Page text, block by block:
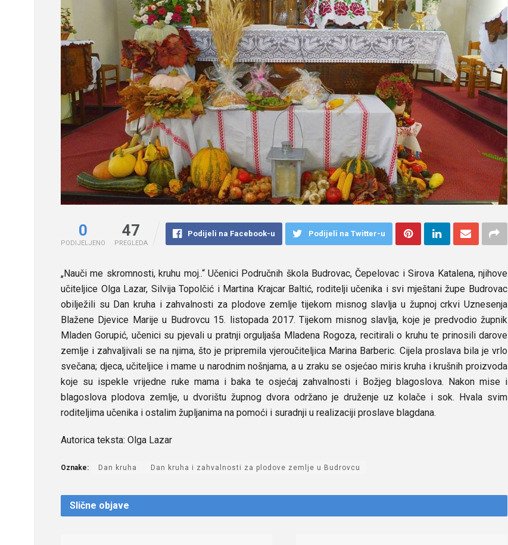
0
PODIJELJENO
47
PREGLEDA
Podijeli na Facebook-u Podijeli na Twitter-u
„Nauči me skromnosti, kruhu moj..“ Učenici Područnih škola Budrovac, Čepelovac i Sirova Katalena, njihove
učiteljice Olga Lazar, Silvija Topolčić i Martina Krajcar Baltić, roditelji učenika i svi mještani župe Budrovac
obilježili su Dan kruha i zahvalnosti za plodove zemlje tijekom misnog slavlja u župnoj crkvi Uznesenja
Blažene Djevice Marije u Budrovcu 15. listopada 2017. Tijekom misnog slavlja, koje je predvodio župnik
Mladen Gorupić, učenici su pjevali u pratnji orguljaša Mladena Rogoza, recitirali o kruhu te prinosili darove
zemlje i zahvaljivali se na njima, što je pripremila vjeroučiteljica Marina Barberic. Cijela proslava bila je vrlo
svečana; djeca, učiteljice i mame u narodnim nošnjama, a u zraku se osjećao miris kruha i krušnih proizvoda
koje su ispekle vrijedne ruke mama i baka te osjećaj zahvalnosti i Božjeg blagoslova. Nakon mise i
blagoslova plodova zemlje, u dvorištu župnog dvora održano je druženje uz kolače i sok. Hvala svim
roditeljima učenika i ostalim župljanima na pomoći i suradnji u realizaciji proslave blagdana.
Autorica teksta: Olga Lazar
Oznake: Dan kruha Dan kruha i zahvalnosti za plodove zemlje u Budrovcu
Slične objave